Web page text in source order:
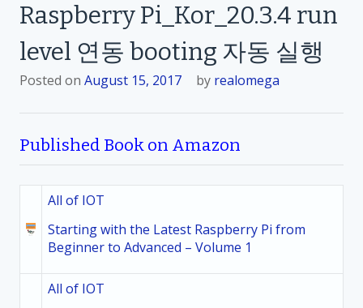
Raspberry Pi_Kor_20.3.4 run
level 연동 booting 자동 실행
Posted on August 15, 2017 by realomega
Published Book on Amazon
All of IOT
Starting with the Latest Raspberry Pi from
Beginner to Advanced – Volume 1
All of IOT